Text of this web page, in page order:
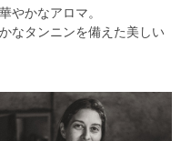
やかなアロマ。
なタンニンを備えた美しい